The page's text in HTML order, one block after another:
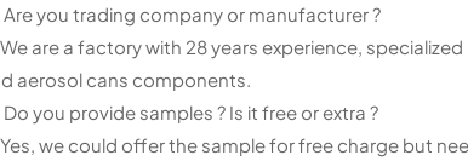
Are you trading company or manufacturer ?
are a factory with 28 years experience,
aerosol cans components.
Do you provide samples ? Is it free or extra ?
we could offer the sample for free charge but